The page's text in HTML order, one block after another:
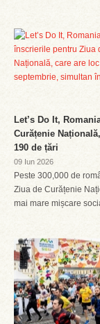
Let’s Do It,
Curățenie
190 de țări
09 Iun 2026
Peste 300,000 de
Ziua de Curățenie
mai mare mișcare